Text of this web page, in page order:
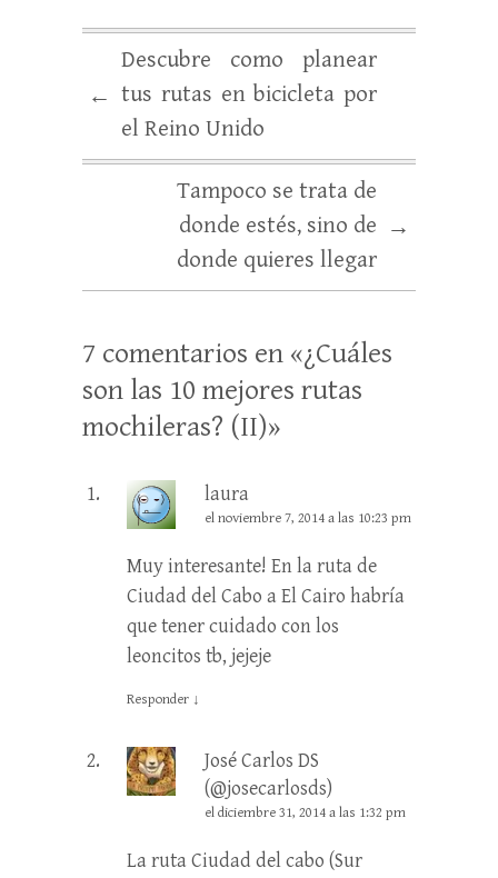
←
Descubre como planear
tus rutas en bicicleta por
el Reino Unido
Tampoco se trata de
donde estés, sino de
donde quieres llegar
→
7 comentarios en «¿Cuáles
son las 10 mejores rutas
mochileras? (II)»
laura
el noviembre 7, 2014 a las 10:23 pm
Muy interesante! En la ruta de
Ciudad del Cabo a El Cairo habría
que tener cuidado con los
leoncitos tb, jejeje
Responder ↓
José Carlos DS
(@josecarlosds)
el diciembre 31, 2014 a las 1:32 pm
La ruta Ciudad del cabo (Sur